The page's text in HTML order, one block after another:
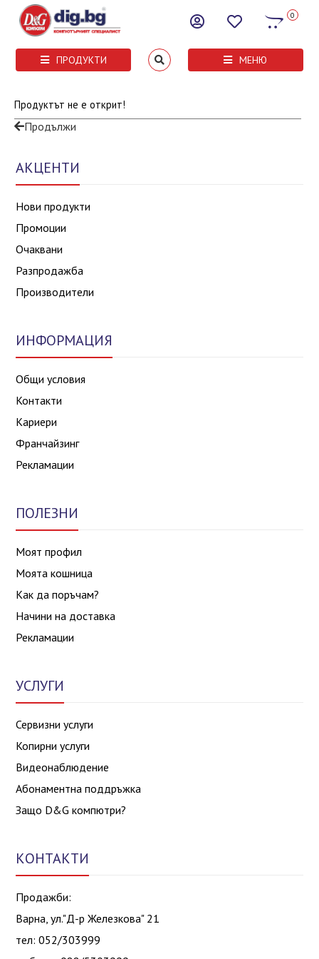
0
ПРОДУКТИ МЕНЮ
Продуктът не е открит!
Продължи
АКЦЕНТИ
Нови продукти
Промоции
Очаквани
Разпродажба
Производители
ИНФОРМАЦИЯ
Общи условия
Контакти
Кариери
Франчайзинг
Рекламации
ПОЛЕЗНИ
Моят профил
Моята кошница
Как да поръчам?
Начини на доставка
Рекламации
УСЛУГИ
Сервизни услуги
Копирни услуги
Видеонаблюдение
Абонаментна поддръжка
Защо D&G компютри?
КОНТАКТИ
Продажби:
Варна, ул."Д-р Железкова" 21
тел: 052/303999